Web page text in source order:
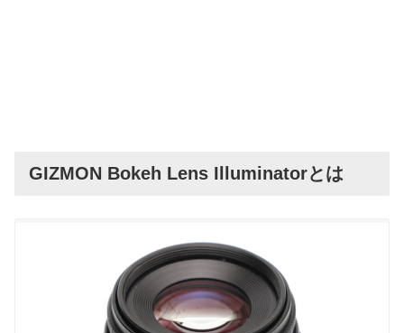
GIZMON Bokeh Lens Illuminatorとは